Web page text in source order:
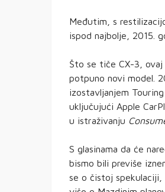
Međutim, s
ispod najbolje, 2015.
Što se tiče CX-3, ovaj
potpuno novi model.
izostavljanjem
uključujući Apple
u istraživanju
S glasinama da će
bismo bili previše
se o čistoj spekulaciji,